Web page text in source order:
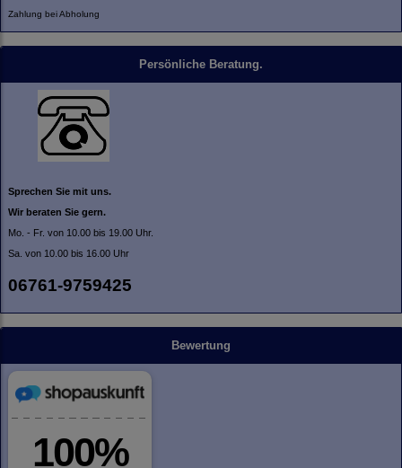
Zahlung bei Abholung
Persönliche Beratung.
Sprechen Sie mit uns.
Wir beraten Sie gern.
Mo. - Fr. von 10.00 bis 19.00 Uhr.
Sa. von 10.00 bis 16.00 Uhr
06761-9759425
Bewertung